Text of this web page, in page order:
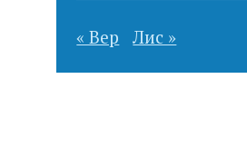
« Вер Лис »